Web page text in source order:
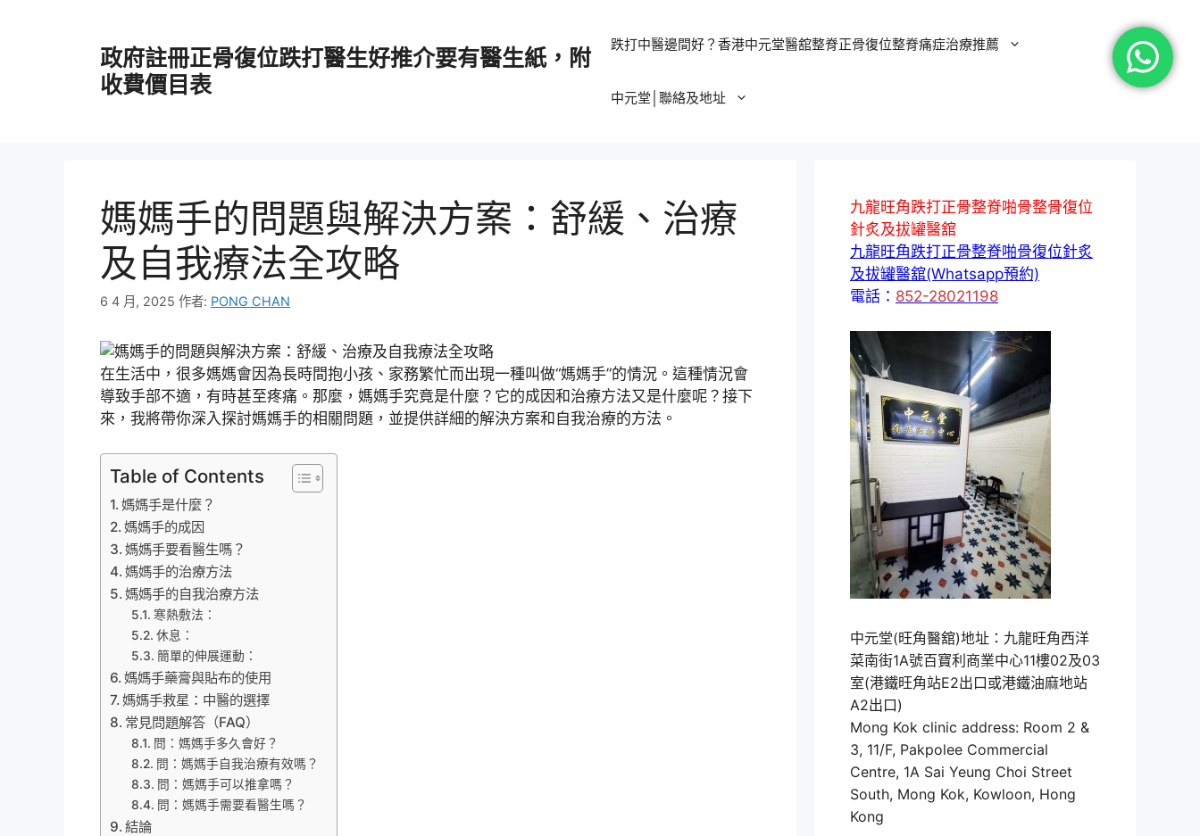
政府註冊正骨復位跌打醫生好推介要有醫生紙，附
收費價目表
跌打中醫邊間好？香港中元堂醫舘整脊正骨復位整脊痛症治療推薦
中元堂│聯絡及地址
媽媽手的問題與解決方案：舒緩、治療
及自我療法全攻略
6 4 月, 2025 作者: PONG CHAN
在生活中，很多媽媽會因為長時間抱小孩、家務繁忙而出現一種叫做“媽媽手”的情況。這種情況會
導致手部不適，有時甚至疼痛。那麼，媽媽手究竟是什麼？它的成因和治療方法又是什麼呢？接下
來，我將帶你深入探討媽媽手的相關問題，並提供詳細的解決方案和自我治療的方法。
Table of Contents
媽媽手是什麼？
媽媽手的成因
媽媽手要看醫生嗎？
媽媽手的治療方法
媽媽手的自我治療方法
寒熱敷法：
休息：
簡單的伸展運動：
媽媽手藥膏與貼布的使用
媽媽手救星：中醫的選擇
常見問題解答（FAQ）
問：媽媽手多久會好？
問：媽媽手自我治療有效嗎？
問：媽媽手可以推拿嗎？
問：媽媽手需要看醫生嗎？
結論
九龍旺角跌打正骨整脊啪骨整骨復位
針炙及拔罐醫舘
九龍旺角跌打正骨整脊啪骨復位針炙
及拔罐醫舘(Whatsapp預約)
電話： 852-28021198
中元堂(旺角醫舘)地址：九龍旺角西洋
菜南街1A號百寶利商業中心11樓02及03
室(港鐵旺角站E2出口或港鐵油麻地站
A2出口)
Mong Kok clinic address: Room 2 &
3, 11/F, Pakpolee Commercial
Centre, 1A Sai Yeung Choi Street
South, Mong Kok, Kowloon, Hong
Kong